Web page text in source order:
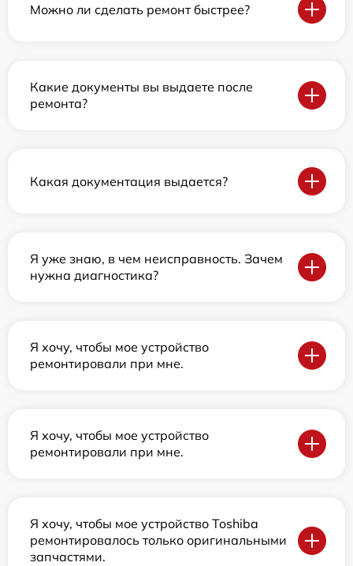
Можно ли сделать ремонт быстрее?
Какие документы вы выдаете после
ремонта?
Какая документация выдается?
Я уже знаю, в чем неисправность. Зачем
нужна диагностика?
Я хочу, чтобы мое устройство
ремонтировали при мне.
Я хочу, чтобы мое устройство
ремонтировали при мне.
Я хочу, чтобы мое устройство Toshiba
ремонтировалось только оригинальными
запчастями.